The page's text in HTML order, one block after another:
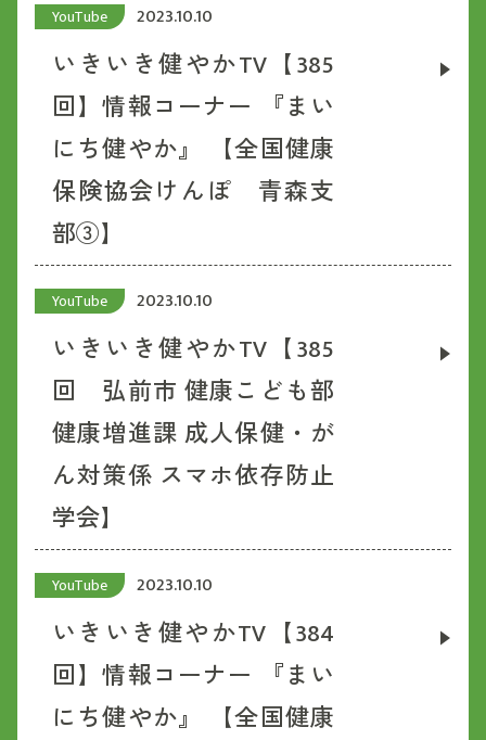
YouTube 2023.10.10
いきいき健やかTV【385
回】情報コーナー 『まい
にち健やか』 【全国健康
保険協会けんぽ 青森支
部③】
YouTube 2023.10.10
いきいき健やかTV【385
回 弘前市 健康こども部
健康増進課 成人保健・が
ん対策係 スマホ依存防止
学会】
YouTube 2023.10.10
いきいき健やかTV【384
回】情報コーナー 『まい
にち健やか』 【全国健康